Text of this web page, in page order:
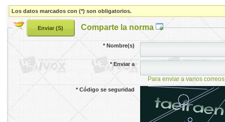
Los datos marcados con (*) son obligatorios.
Comparte la norma
*Nombre(s)
*Enviar a
Para enviar a varios
*Código se seguridad